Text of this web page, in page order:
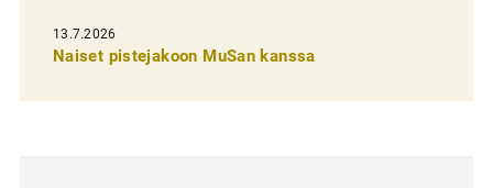
e
13.7.2026
Naiset pistejakoon MuSan kanssa